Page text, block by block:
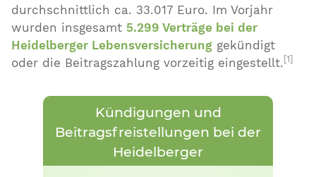
durchschnittlich ca. 33.017 Euro. Im Vorjahr
wurden insgesamt 5.299 Verträge bei der
Heidelberger Lebensversicherung gekündigt
oder die Beitragszahlung vorzeitig eingestellt. [1]
Kündigungen und
Beitragsfreistellungen bei der
Heidelberger